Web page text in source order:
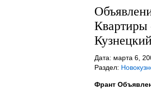
Квартиры
Дата: марта 6,
Раздел:
Франт